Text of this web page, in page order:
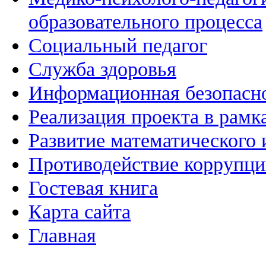
образовательного процесса
Социальный педагог
Служба здоровья
Информационная
Реализация проекта в
Развитие
Противодействие
Гостевая книга
Карта сайта
Главная